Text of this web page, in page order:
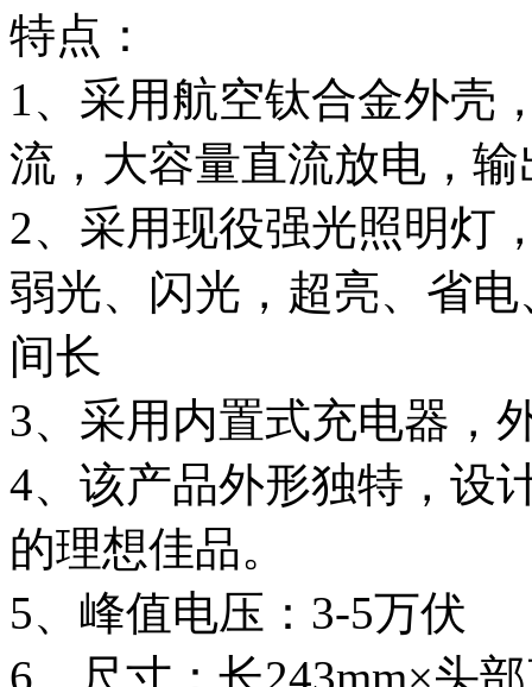
特点：
1、采用航空钛合金外壳
流，大容量直流放电，
2、采用现役强光照明灯
弱光、闪光，超亮、省
间长
3、采用内置式充电器，
4、该产品外形独特，设
的理想佳品。
5、峰值电压：3-5万伏